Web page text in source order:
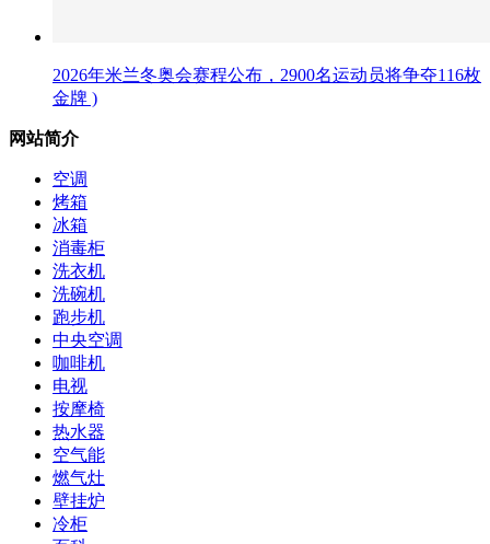
2026年米兰冬奥会赛程公布，2900名运动员将争夺116枚
金牌 )
网站简介
空调
烤箱
冰箱
消毒柜
洗衣机
洗碗机
跑步机
中央空调
咖啡机
电视
按摩椅
热水器
空气能
燃气灶
壁挂炉
冷柜